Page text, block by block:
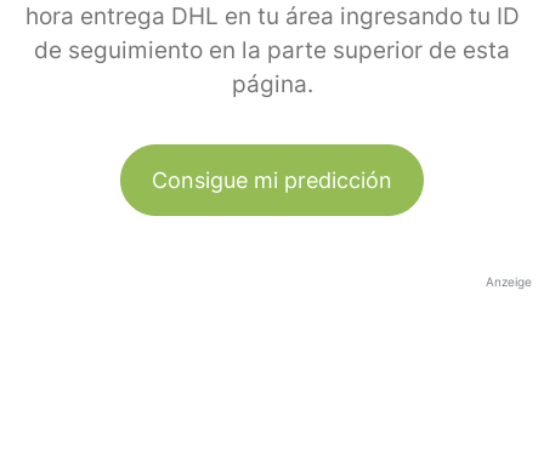
hora entrega DHL en tu área ingresando tu ID
de seguimiento en la parte superior de esta
página.
Consigue mi predicción
Anzeige